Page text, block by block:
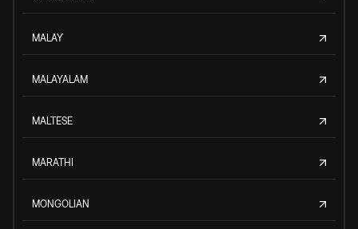
MALAY
MALAYALAM
MALTESE
MARATHI
MONGOLIAN